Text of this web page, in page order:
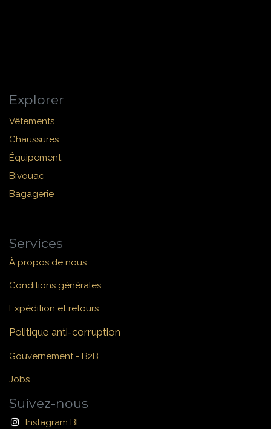
Explorer
Vêtements
Chaussures
Équipement
Bivouac
Bagagerie
Services
À propos de nous
Conditions générales
Expédition et retours
Politique anti-corruption
Gouvernement - B2B
Jobs
Suivez-nous
Instagram BE